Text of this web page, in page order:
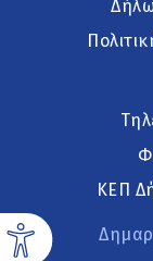
ΚΕΠ